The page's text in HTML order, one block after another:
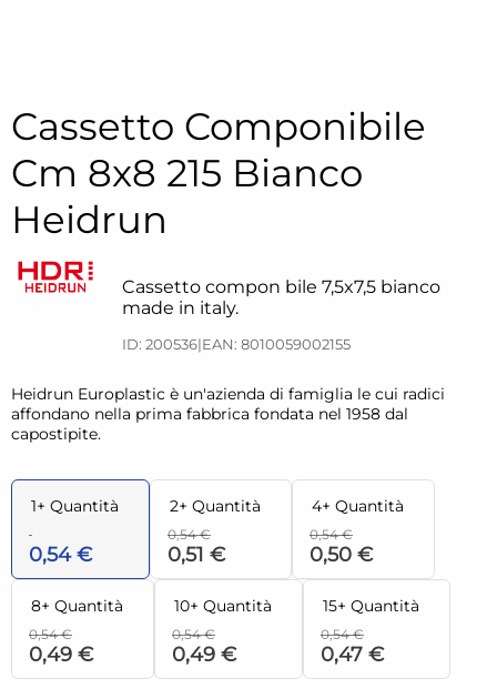
Cassetto Componibile
Cm 8x8 215 Bianco
Heidrun
Cassetto compon bile 7,5x7,5 bianco
made in italy.
ID: 200536|EAN: 8010059002155
Heidrun Europlastic è un'azienda di famiglia le cui radici
affondano nella prima fabbrica fondata nel 1958 dal
capostipite.
1+ Quantità
0,54 €
2+ Quantità
0,54 €
0,51 €
4+ Quantità
0,54 €
0,50 €
8+ Quantità
0,54 €
0,49 €
10+ Quantità
0,54 €
0,49 €
15+ Quantità
0,54 €
0,47 €